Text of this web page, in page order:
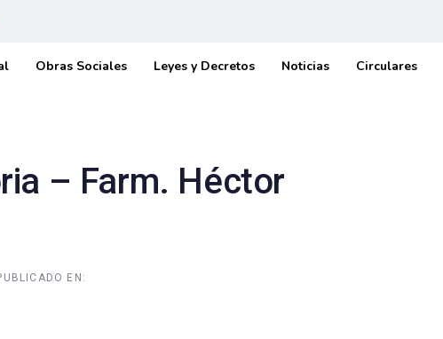
Obras Sociales Leyes y Decretos Noticias Circulares
– Farm. Héctor
EN: